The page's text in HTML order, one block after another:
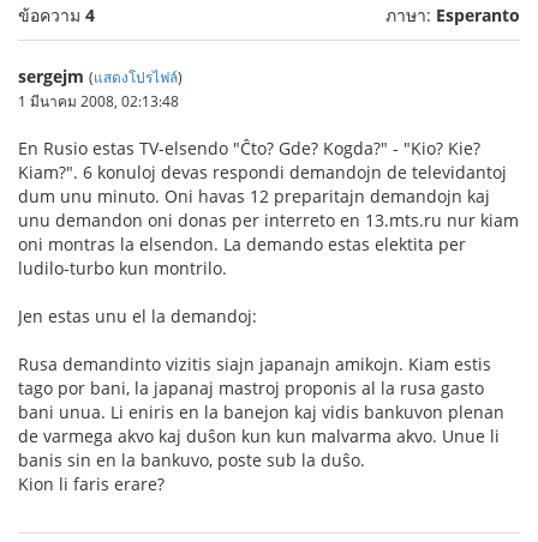
ข้อความ 4 ภาษา: Esperanto
sergejm (แสดงโปรไฟล์)
1 มีนาคม 2008, 02:13:48
En Rusio estas TV-elsendo "Ĉto? Gde? Kogda?" - "Kio? Kie?
Kiam?". 6 konuloj devas respondi demandojn de televidantoj
dum unu minuto. Oni havas 12 preparitajn demandojn kaj
unu demandon oni donas per interreto en 13.mts.ru nur kiam
oni montras la elsendon. La demando estas elektita per
ludilo-turbo kun montrilo.
Jen estas unu el la demandoj:
Rusa demandinto vizitis siajn japanajn amikojn. Kiam estis
tago por bani, la japanaj mastroj proponis al la rusa gasto
bani unua. Li eniris en la banejon kaj vidis bankuvon plenan
de varmega akvo kaj duŝon kun kun malvarma akvo. Unue li
banis sin en la bankuvo, poste sub la duŝo.
Kion li faris erare?